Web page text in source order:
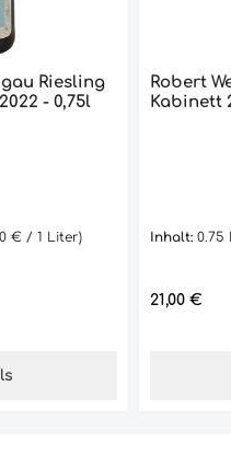
Kabinett trocken 2022 - 0,75l
€ / 1 Liter)
Robert Weil Rheingau
Inhalt:
Regulärer
21,00 €